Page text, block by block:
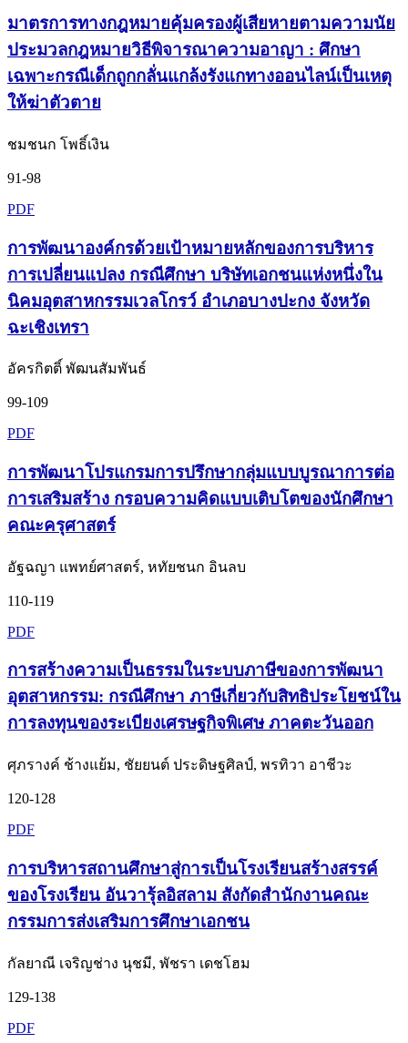
มาตรการทางกฎหมายคุ้มครองผู้เสียหายตามความนัย
ประมวลกฎหมายวิธีพิจารณาความอาญา : ศึกษา
เฉพาะกรณีเด็กถูกกลั่นแกล้งรังแกทางออนไลน์เป็นเหตุ
ให้ฆ่าตัวตาย
ชมชนก โพธิ์เงิน
91-98
PDF
การพัฒนาองค์กรด้วยเป้าหมายหลักของการบริหาร
การเปลี่ยนแปลง กรณีศึกษา บริษัทเอกชนแห่งหนึ่งใน
นิคมอุตสาหกรรมเวลโกรว์ อำเภอบางปะกง จังหวัด
ฉะเชิงเทรา
อัครกิตติ์ พัฒนสัมพันธ์
99-109
PDF
การพัฒนาโปรแกรมการปรึกษากลุ่มแบบบูรณาการต่อ
การเสริมสร้าง กรอบความคิดแบบเติบโตของนักศึกษา
คณะครุศาสตร์
อัฐฉญา แพทย์ศาสตร์, หทัยชนก อินลบ
110-119
PDF
การสร้างความเป็นธรรมในระบบภาษีของการพัฒนา
อุตสาหกรรม: กรณีศึกษา ภาษีเกี่ยวกับสิทธิประโยชน์ใน
การลงทุนของระเบียงเศรษฐกิจพิเศษ ภาคตะวันออก
ศุภรางค์ ช้างแย้ม, ชัยยนต์ ประดิษฐศิลป์, พรทิวา อาชีวะ
120-128
PDF
การบริหารสถานศึกษาสู่การเป็นโรงเรียนสร้างสรรค์
ของโรงเรียน อันวารุ้ลอิสลาม สังกัดสํานักงานคณะ
กรรมการส่งเสริมการศึกษาเอกชน
กัลยาณี เจริญช่าง นุชมี, พัชรา เดชโฮม
129-138
PDF